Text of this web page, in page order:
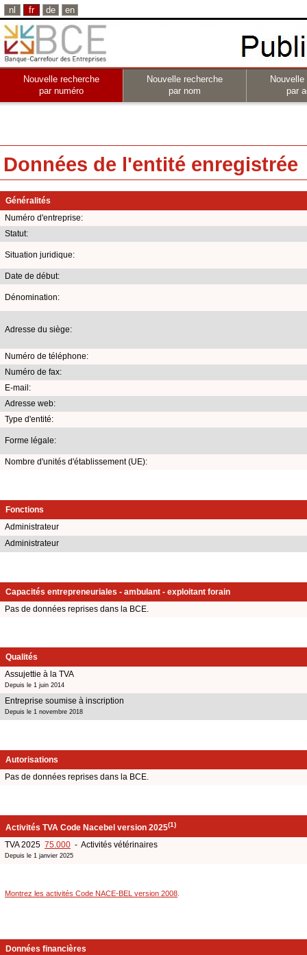
nl fr de en
Nouvelle recherche
par numéro
Nouvelle recherche
par nom
par
Données de l'entité enregistrée
Généralités
Numéro d'entreprise:
Statut:
Situation juridique:
Date de début:
Dénomination:
Adresse du siège:
Numéro de téléphone:
Numéro de fax:
E-mail:
Adresse web:
Type d'entité:
Forme légale:
Nombre d'unités d'établissement (UE):
Fonctions
Administrateur
Administrateur
Capacités entrepreneuriales - ambulant - exploitant forain
Pas de données reprises dans la BCE.
Qualités
Assujettie à la TVA
Depuis le 1 juin 2014
Entreprise soumise à inscription
Depuis le 1 novembre 2018
Autorisations
Pas de données reprises dans la BCE.
Activités TVA Code Nacebel version 2025(1)
TVA 2025 75.000 - Activités vétérinaires
Depuis le 1 janvier 2025
Montrez les activités Code NACE-BEL version 2008
Données financières